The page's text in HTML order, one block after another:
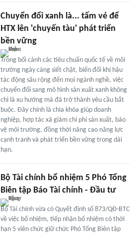
Chuyển đổi xanh là... tấm vé để
HTX lên 'chuyến tàu' phát triển
bền vững
Trong bối cảnh các tiêu chuẩn quốc tế về môi
trường ngày càng siết chặt, biến đổi khí hậu
tác động sâu rộng đến mọi ngành nghề, việc
chuyển đổi sang mô hình sản xuất xanh không
chỉ là xu hướng mà đã trở thành yêu cầu bắt
buộc. Đây chính là chìa khóa giúp doanh
nghiệp, hợp tác xã giảm chi phí sản xuất, bảo
vệ môi trường, đồng thời nâng cao năng lực
cạnh tranh và phát triển bền vững trong dài
hạn.
Bộ Tài chính bổ nhiệm 5 Phó Tổng
Biên tập Báo Tài chính - Đầu tư
Bộ Tài chính vừa có Quyết định số 873/QĐ-BTC
về việc bổ nhiệm, tiếp nhận bổ nhiệm có thời
hạn 5 viên chức giữ chức Phó Tổng Biên tập